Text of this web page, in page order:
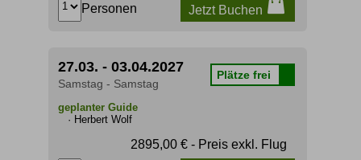
Personen Jetzt Buchen
27.03. - 03.04.2027
Samstag - Samstag
Plätze frei
geplanter Guide
· Herbert Wolf
2895,00 € - Preis exkl. Flug